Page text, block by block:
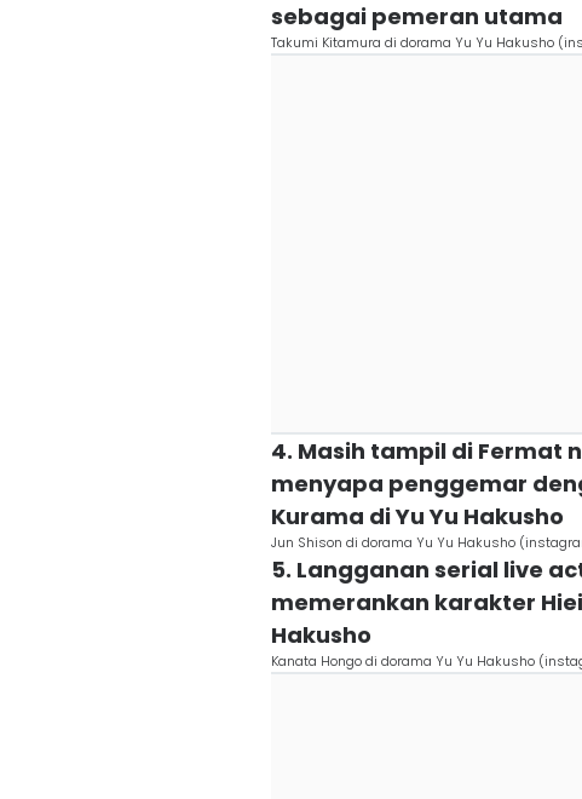
sebagai pemeran utama
Takumi Kitamura di dorama Yu Yu Hakusho
4. Masih tampil di Fermat
menyapa penggemar
Kurama di Yu Yu Hakusho
Jun Shison di dorama Yu Yu Hakusho
5. Langganan serial live
memerankan karakter
Hakusho
Kanata Hongo di dorama Yu Yu Hakusho